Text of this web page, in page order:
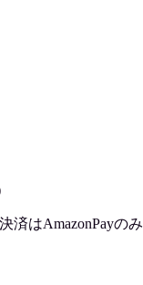
済はAmazonPayのみ